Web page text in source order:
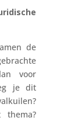
de
voor
je dit